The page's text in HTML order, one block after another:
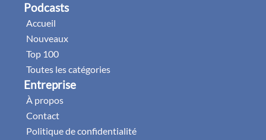
Podcasts
Accueil
Nouveaux
Top 100
Toutes les catégories
Entreprise
À propos
Contact
Politique de confidentialité